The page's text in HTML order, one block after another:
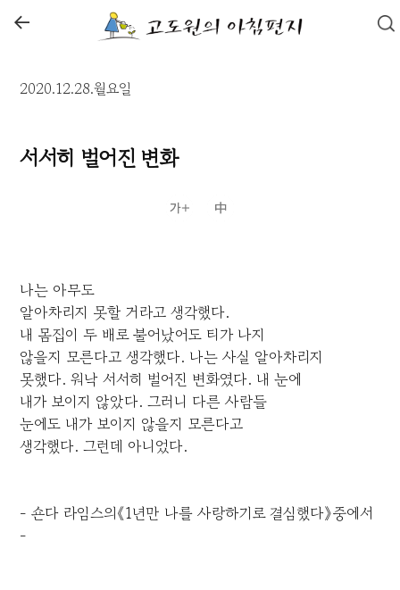
←
2020.12.28.월요일
서서히 벌어진 변화
나는 아무도
알아차리지 못할 거라고 생각했다.
내 몸집이 두 배로 불어났어도 티가 나지
않을지 모른다고 생각했다. 나는 사실 알아차리지
못했다. 워낙 서서히 벌어진 변화였다. 내 눈에
내가 보이지 않았다. 그러니 다른 사람들
눈에도 내가 보이지 않을지 모른다고
생각했다. 그런데 아니었다.
- 숀다 라임스의《1년만 나를 사랑하기로 결심했다》중에서
-